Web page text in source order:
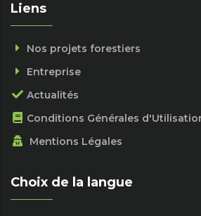
Liens
Nos projets forestiers
Entreprise
Actualités
Conditions Générales
Mentions Légales
Choix de la langue